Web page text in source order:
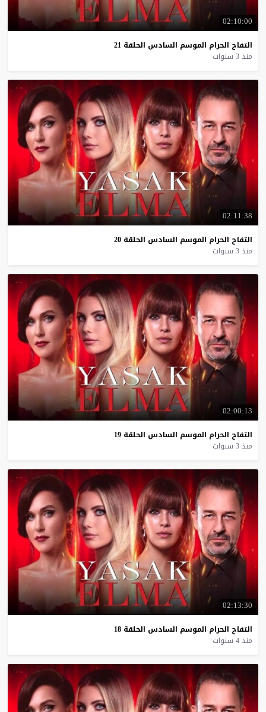
02:10:00
التفاح الحرام الموسم السادس الحلقة 21
منذ 3 سنوات
02:11:38
التفاح الحرام الموسم السادس الحلقة 20
منذ 3 سنوات
02:00:13
التفاح الحرام الموسم السادس الحلقة 19
منذ 3 سنوات
02:13:30
التفاح الحرام الموسم السادس الحلقة 18
منذ 4 سنوات